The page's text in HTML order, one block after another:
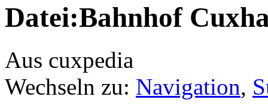
Datei:Bahnhof
Aus cuxpedia
Wechseln zu: Navigation,